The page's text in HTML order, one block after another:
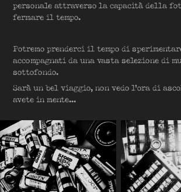
personale attraverso la capacità della
fermare il tempo.
Potremo prenderci il tempo di
accompagnati da una vasta selezione di
sottofondo.
Sarà un bel viaggio, non vedo l'ora di
avete in mente...